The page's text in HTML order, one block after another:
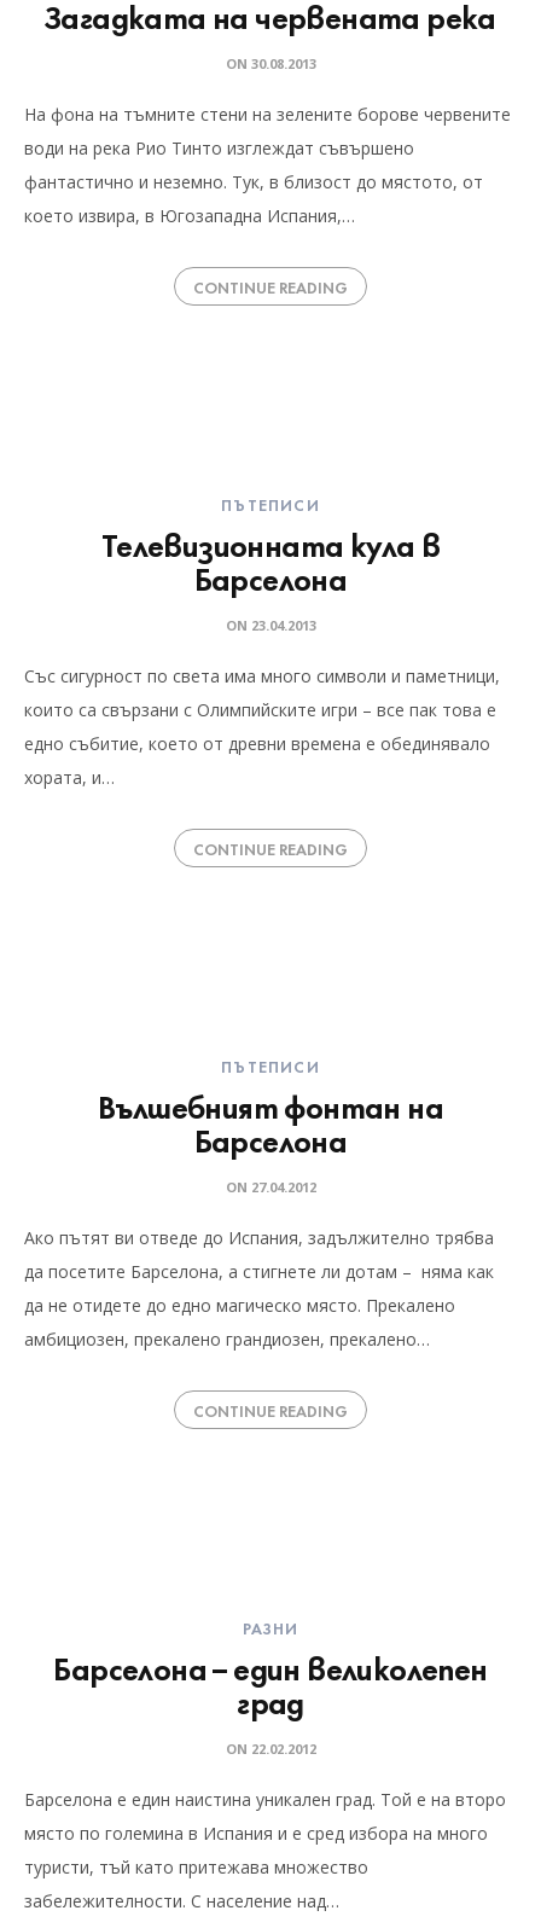
Загадката на червената река
ON 30.08.2013
На фона на тъмните стени на зелените борове червените
води на река Рио Тинто изглеждат съвършено
фантастично и неземно. Тук, в близост до мястото, от
което извира, в Югозападна Испания,…
CONTINUE READING
ПЪТЕПИСИ
Телевизионната кула в
Барселона
ON 23.04.2013
Със сигурност по света има много символи и паметници,
които са свързани с Олимпийските игри – все пак това е
едно събитие, което от древни времена е обединявало
хората, и…
CONTINUE READING
ПЪТЕПИСИ
Вълшебният фонтан на
Барселона
ON 27.04.2012
Ако пътят ви отведе до Испания, задължително трябва
да посетите Барселона, а стигнете ли дотам – няма как
да не отидете до едно магическо място. Прекалено
амбициозен, прекалено грандиозен, прекалено…
CONTINUE READING
РАЗНИ
Барселона – един великолепен
град
ON 22.02.2012
Барселона е един наистина уникален град. Той е на второ
място по големина в Испания и е сред избора на много
туристи, тъй като притежава множество
забележителности. С население над…